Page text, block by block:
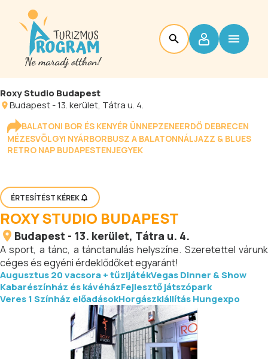
Roxy Studio Budapest
Budapest-13. kerület, Tátra u. 4.
BALATONI BOR ÉS KENYÉR ÜNNEPZENEERDŐ DEBRECEN
MÉZESVÖLGYI NYÁRBORBUSZ A BALATONNÁLJAZZ & BLUES
RETRO NAP BUDAPESTENJEGYEK
ÉRTESÍTÉST KÉREK
ROXY STUDIO BUDAPEST
Budapest - 13. kerület, Tátra u. 4.
A sport, a tánc, a tánctanulás helyszíne. Szeretettel várunk
céges és egyéni érdeklődőket egyaránt!
Augusztus 20 vacsora + tűzijátékVegas Dinner & Show
Kabarészínház és kávéházFejlesztő játszópark
Veres 1 Színház előadásokHorgászkiállítás Hungexpo